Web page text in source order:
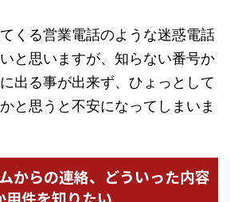
くる営業電話のような迷惑電話
と思いますが、知らない番号か
出る事が出来ず、ひょっとして
と思うと不安になってしまいま
からの連絡、どういった内容
用件を知りたい